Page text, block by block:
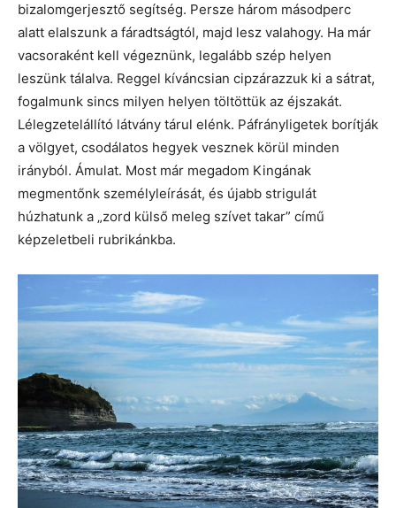
bizalomgerjesztő segítség. Persze három másodperc
alatt elalszunk a fáradtságtól, majd lesz valahogy. Ha már
vacsoraként kell végeznünk, legalább szép helyen
leszünk tálalva. Reggel kíváncsian cipzárazzuk ki a sátrat,
fogalmunk sincs milyen helyen töltöttük az éjszakát.
Lélegzetelállító látvány tárul elénk. Páfrányligetek borítják
a völgyet, csodálatos hegyek vesznek körül minden
irányból. Ámulat. Most már megadom Kingának
megmentőnk személyleírását, és újabb strigulát
húzhatunk a „zord külső meleg szívet takar” című
képzeletbeli rubrikánkba.